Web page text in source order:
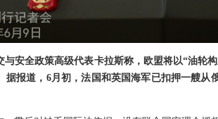
安全政策高级代表卡拉斯称，欧盟将以“油轮
据报道，6月初，法国和英国海军已扣押一艘